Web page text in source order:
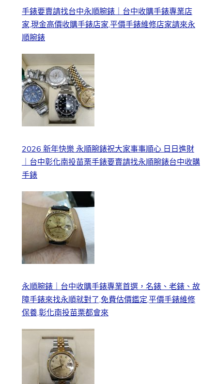
手錶要賣請找台中永順腕錶｜台中收購手錶專業店
家,現金高價收購手錶店家,平價手錶維修店家請來永
順腕錶
2026 新年快樂 永順腕錶祝大家事事順心 日日進財
｜台中彰化南投苗栗手錶要賣請找永順腕錶台中收購
手錶
永順腕錶｜台中收購手錶專業首選，名錶、老錶、故
障手錶來找永順就對了,免費估價鑑定,平價手錶維修
保養,彰化南投苗栗都會來